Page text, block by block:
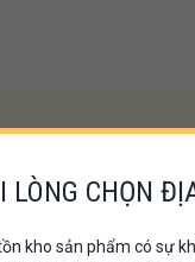
Lắng nghe ý kiến từ
LÒNG CHỌN
kho sản phẩm có sự